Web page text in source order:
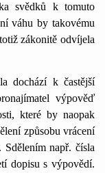
svědků k tomuto
váhu by takovému
zákonitě odvíjela
dochází k častější
výpověď
které by naopak
způsobu vrácení
Sdělením např. čísla
dopisu s výpovědí.